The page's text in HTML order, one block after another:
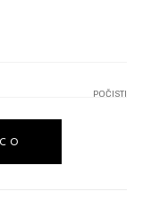
POČISTI